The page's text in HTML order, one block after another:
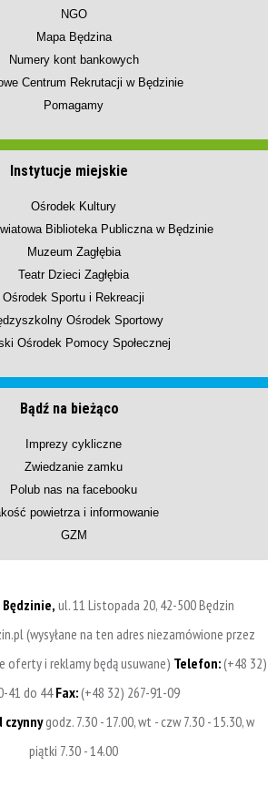
NGO
Mapa Będzina
Numery kont bankowych
Centrum Rekrutacji w Będzinie
Pomagamy
Instytucje miejskie
Ośrodek Kultury
Biblioteka Publiczna w Będzinie
Muzeum Zagłębia
Teatr Dzieci Zagłębia
Ośrodek Sportu i Rekreacji
Ośrodek Sportowy
Ośrodek Pomocy Społecznej
Bądź na bieżąco
Imprezy cykliczne
Zwiedzanie zamku
Polub nas na facebooku
powietrza i informowanie
GZM
ul. 11 Listopada 20, 42-500 Będzin
(wysyłane na ten adres niezamówione przez
oferty i reklamy będą usuwane) Telefon:(+48 32)
41 do 44Fax:(+48 32) 267-91-09
czynnygodz. 7.30 - 17.00, wt - czw 7.30 - 15.30, w
piątki 7.30 - 14.00